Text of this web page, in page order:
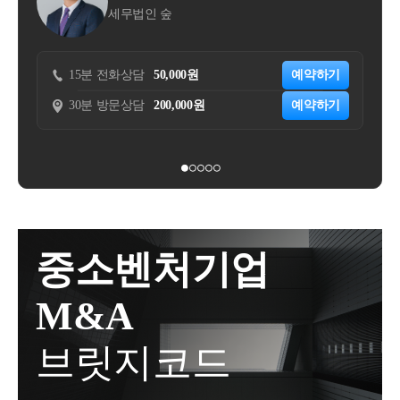
제 1년 6개월 이상을 임대한 경우, - 해당 계약이 상생
임대주택 특례의 직전임대차계약에 해당하는지 여부
당 주택의 전 소유자와체결한 임대차 계약이 직전 임
대차계약에 해당하는지 여부서면-2022-법규재산-4083
[법규과-3154]등록일자 : 2022.11.18.생산일자 : 2022.11.
차계약을 체결하여 실제 1년 6개월 이상 임대한 경우,
해당 임대차계약은 「소득세법 시행령」 제155조의3
에 따른 직전 임대차계약으로 볼 수 있는 것입니다.사
실관계○ 2020.xx.xx. A주택 취득 계약 *매도인이 임차
인으로 A주택에 거주하는 조건으로 매매계약○2021.x
x.xx. A주택 취득하면서 임차인과 임대차계약 체결, 임
대개시- 1년 6개월 이상 임대한 후인 2022.xx.xx. A주택
임차인(매도인) 사망○ 2022.xx.xx. 임차인의 상속인에
를 수취하여 판매회원에게 전달] 및 Own Delivery(OD)
000원(이하 ‘구독료’)을 지불하면 당월 주문 중 건당 최
소주문금액(00,000원)이상 주문에 대해 배달료(배달형
태 불문)를 전액 할인받을 수 있는 멤버십제도를 운영
고･납부하고 있음○멤버십에 가입한 구매회원들에 대
한 배달료 할인액은 신청법인이 전액 부담, 즉 구매회
원은 배달료를 제외한 음식 대금만을 지급하고-신청인
은 VD배달료 상당액을 신청법인이 판매회원으로부터
수취하는 ○○서비스 수수료에서 차감하는 방식으로 정
산2. 질의내용○신청인이 ○○수수료에서 차감·정산하
는 방식으로 멤버십 가입 회원에게 제공한 ‘VD배달료
단하시면 주택임대사업자의 세제혜택을 적용받지 못
하실 수도 있습니다.민간임대주택법과 국세 세제혜택
을 적용받기 위한 의무임대기간 기산일은 아래와 같습
니다.&lt;민감임대주택법 기산일 : ❶, ❷중 늦은 날&gt;
❶ 지자체 임대사업자등록일❷ 실제 임대개시일&lt;국
대개시일국세(양도세 등)의 세제혜택을 받기 위한 국
이상인지 등을 확인해보아야 합니다.실제 사례로, 임
대사업자 등록 이후 실제 임대개시가 늦었음에도 불구
하고 지자체 주택임대사업자 8년 자동말소가 되자마
자 임대주택을 팔고, 당연하게도 양도세 신고시 장기
보유특별공제 50%를 적용해서 신고를 했다가 양도소
득세가 추징당한 사례도 종종 있습니다. 이럴 경우 미
납세금 뿐만 아니라, 가산세까지 부담합니다.이처럼
50,000원 예약하기
200,000원 예약하기
15분 전화상담 25,000원
30분 방문상담 110,000원
중소벤처기업
M&A
브릿지코드